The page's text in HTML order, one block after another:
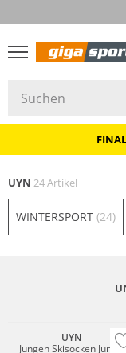
UYN 24 Artikel
WINTERSPORT (24)
UYN
Jungen Skisocken Junior